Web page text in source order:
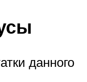
данного